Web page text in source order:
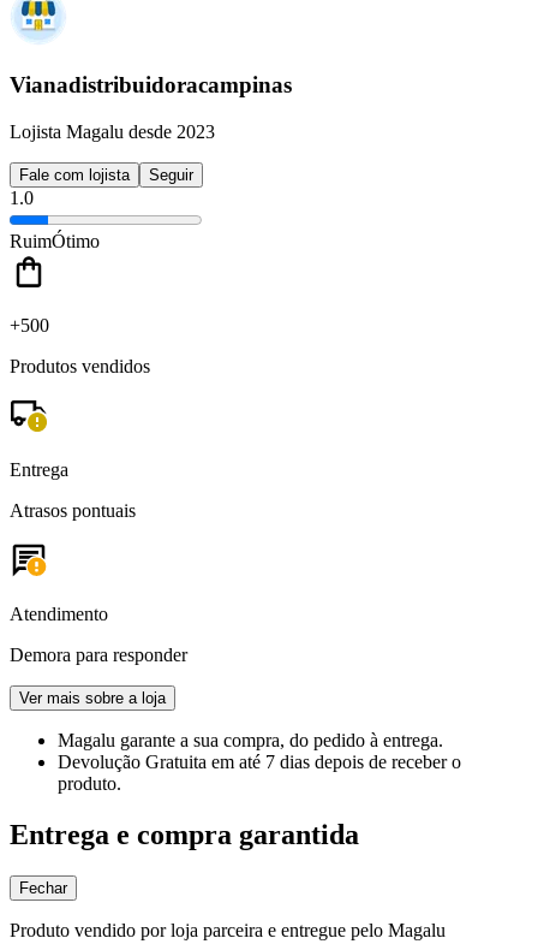
Vianadistribuidoracampinas
Lojista Magalu desde 2023
Fale com lojista Seguir
1.0
RuimÓtimo
+500
Produtos vendidos
Entrega
Atrasos pontuais
Atendimento
Demora para responder
Ver mais sobre a loja
Magalu garante a sua compra, do pedido à entrega.
Devolução Gratuita em até 7 dias depois de receber o
produto.
Entrega e compra garantida
Fechar
Produto vendido por loja parceira e entregue pelo Magalu